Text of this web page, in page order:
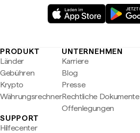
PRODUKT
Länder
Gebühren
Krypto
Währungsrechner
UNTERNEHMEN
Karriere
Blog
Presse
Rechtliche Dokumente
Offenlegungen
SUPPORT
Hilfecenter